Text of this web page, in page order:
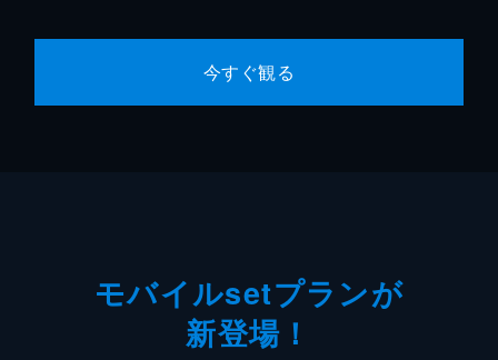
今すぐ観る
モバイルsetプランが
新登場！